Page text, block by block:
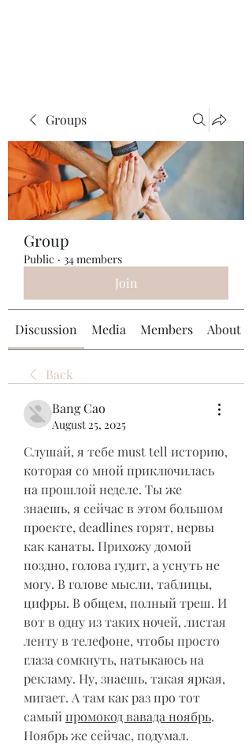
Groups
Group
Public · 34 members
Join
Discussion Media Members About
Back
Bang Cao
August 25, 2025
Слушай, я тебе must tell историю,
которая со мной приключилась
на прошлой неделе. Ты же
знаешь, я сейчас в этом большом
проекте, deadlines горят, нервы
как канаты. Прихожу домой
поздно, голова гудит, а уснуть не
могу. В голове мысли, таблицы,
цифры. В общем, полный треш. И
вот в одну из таких ночей, листая
ленту в телефоне, чтобы просто
глаза сомкнуть, натыкаюсь на
рекламу. Ну, знаешь, такая яркая,
мигает. А там как раз про тот
самый промокод вавада ноябрь.
Ноябрь же сейчас, подумал.